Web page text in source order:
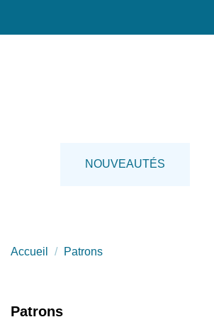
NOUVEAUTÉS
Accueil Patrons
Patrons